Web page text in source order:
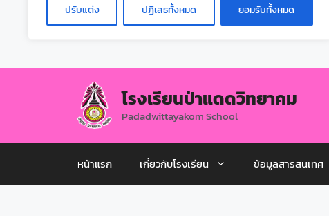
ปรับแต่ง ปฏิเสธทั้งหมด ยอมรับทั้งหมด
โรงเรียนป่าแดดวิทยาคม
Padadwittayakom School
หน้าแรก เกี่ยวกับโรงเรียน ข้อมูลสารสนเทศ